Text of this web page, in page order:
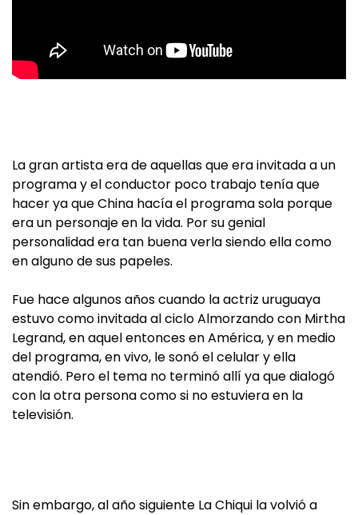
La gran artista era de aquellas que era invitada a un
programa y el conductor poco trabajo tenía que
hacer ya que China hacía el programa sola porque
era un personaje en la vida. Por su genial
personalidad era tan buena verla siendo ella como
en alguno de sus papeles.
Fue hace algunos años cuando la actriz uruguaya
estuvo como invitada al ciclo Almorzando con Mirtha
Legrand, en aquel entonces en América, y en medio
del programa, en vivo, le sonó el celular y ella
atendió. Pero el tema no terminó allí ya que dialogó
con la otra persona como si no estuviera en la
televisión.
Sin embargo, al año siguiente La Chiqui la volvió a